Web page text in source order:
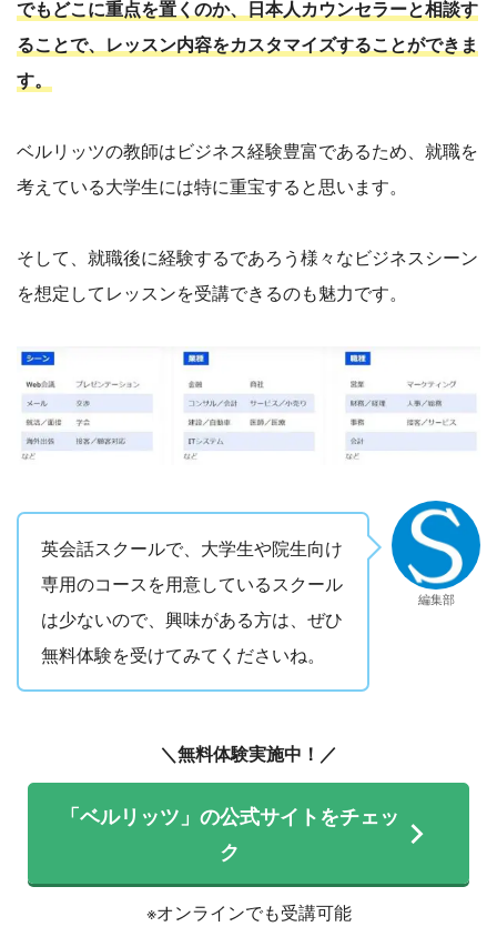
でもどこに重点を置くのか、日本人カウンセラーと相談す
ることで、レッスン内容をカスタマイズすることができま
す。
ベルリッツの教師はビジネス経験豊富であるため、就職を
考えている大学生には特に重宝すると思います。
そして、就職後に経験するであろう様々なビジネスシーン
を想定してレッスンを受講できるのも魅力です。
英会話スクールで、大学生や院生向け
専用のコースを用意しているスクール
は少ないので、興味がある方は、ぜひ
無料体験を受けてみてくださいね。
編集部
＼無料体験実施中！／
「ベルリッツ」の公式サイトをチェッ
ク
※オンラインでも受講可能